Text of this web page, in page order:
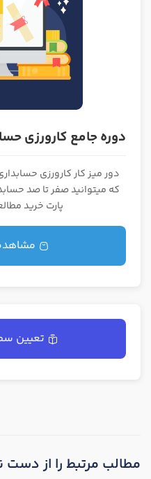
دوره جامع کارورزی
دور میز کار کارورزی
که میتوانید صفر تا صد
پارت خرید
تعیین
مطالب مرتبط را از دست